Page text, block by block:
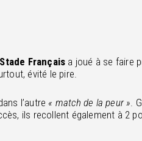
Stade Français a joué à se faire
évité le pire.
l’autre « match de la peur » .
ils recollent également à 2